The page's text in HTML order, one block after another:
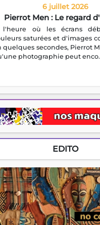
photographie peut enco...
EDITO